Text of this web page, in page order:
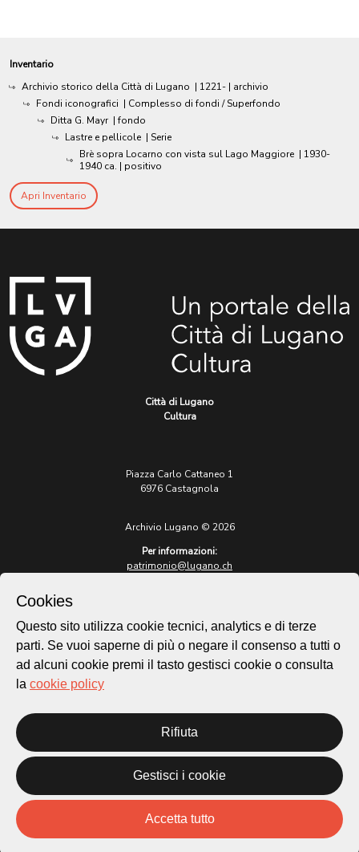
Inventario
Archivio storico della Città di Lugano | 1221- | archivio
Fondi iconografici | Complesso di fondi / Superfondo
Ditta G. Mayr | fondo
Lastre e pellicole | Serie
Brè sopra Locarno con vista sul Lago Maggiore | 1930-
1940 ca. | positivo
Apri Inventario
Città di Lugano
Cultura
Piazza Carlo Cattaneo 1
6976 Castagnola
Archivio Lugano © 2026
Per informazioni:
patrimonio@lugano.ch
lugano.ch
Cookie policy
Privacy Policy
Homepage
Temi
Novità
Progetti
Cookies
Questo sito utilizza cookie tecnici, analytics e di terze
parti. Se vuoi saperne di più o negare il consenso a tutti o
ad alcuni cookie premi il tasto gestisci cookie o consulta
la cookie policy
Rifiuta
Gestisci i cookie
Accetta tutto